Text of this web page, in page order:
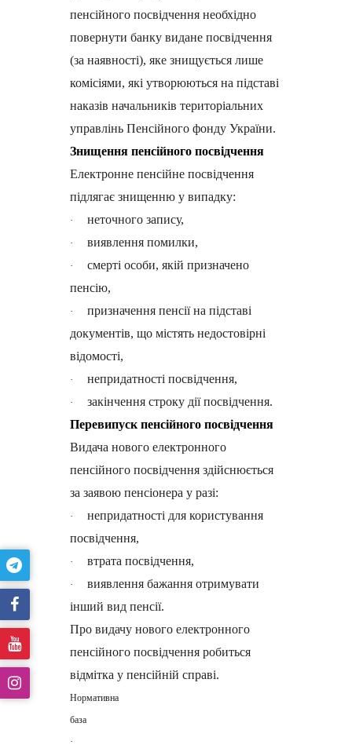
пенсійного посвідчення необхідно
повернути банку видане посвідчення
(за наявності), яке знищується лише
комісіями, які утворюються на підставі
наказів начальників територіальних
управлінь Пенсійного фонду України.
Знищення пенсійного посвідчення
Електронне пенсійне посвідчення
підлягає знищенню у випадку:
· неточного запису,
· виявлення помилки,
·
смерті особи, якій призначено
пенсію,
·
призначення пенсії на підставі
документів, що містять недостовірні
відомості,
· непридатності посвідчення,
·
закінчення строку дії посвідчення.
Перевипуск пенсійного посвідчення
Видача нового електронного
пенсійного посвідчення здійснюється
за заявою пенсіонера у разі:
·
непридатності для користування
посвідчення,
· втрата посвідчення,
·
виявлення бажання отримувати
інший вид пенсії.
Про видачу нового електронного
пенсійного посвідчення робиться
відмітка у пенсійній справі.
Нормативна
·